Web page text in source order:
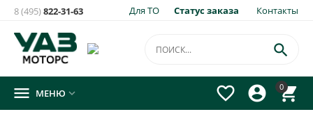
Для ТО Статус заказа Контакты
8 (495)822-31-63
0




 МЕНЮ 